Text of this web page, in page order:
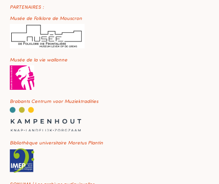
PARTENAIRES :
Musée de Folklore de Mouscron
Musée de la vie wallonne
Brabants Centrum voor Muziektradities
Bibliothèque universitaire Moretus Plantin